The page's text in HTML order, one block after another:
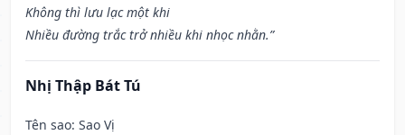
Không thì lưu lạc một khi
Nhiều đường trắc trở nhiều khi nhọc nhằn.”
Nhị Thập Bát Tú
Tên sao: Sao Vị